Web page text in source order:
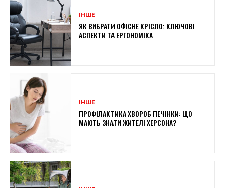
ІНШЕ
ЯК ВИБРАТИ ОФІСНЕ КРІСЛО: КЛЮЧОВІ
АСПЕКТИ ТА ЕРГОНОМІКА
ІНШЕ
ПРОФІЛАКТИКА ХВОРОБ ПЕЧІНКИ: ЩО
МАЮТЬ ЗНАТИ ЖИТЕЛІ ХЕРСОНА?